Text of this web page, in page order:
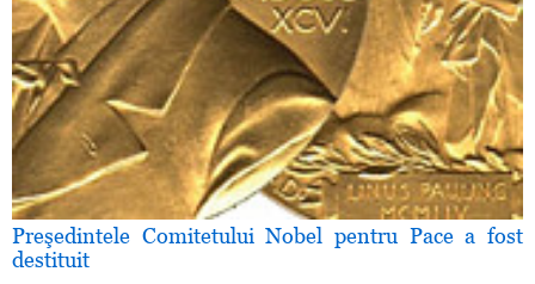
Preşedintele Comitetului Nobel pentru Pace a fost
destituit